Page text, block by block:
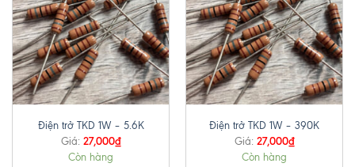
Điện trở TKD 1W – 5.6K
Giá: 27,000₫
Còn hàng
Điện trở TKD 1W – 390K
Giá: 27,000₫
Còn hàng